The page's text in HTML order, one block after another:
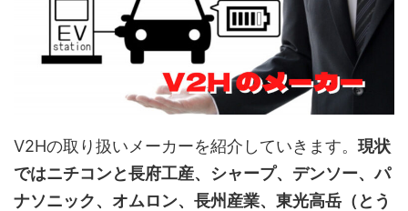
V2Hの取り扱いメーカーを紹介していきます。 現状
ではニチコンと長府工産、シャープ、デンソー、パ
ナソニック、オムロン、長州産業、東光高岳（とう